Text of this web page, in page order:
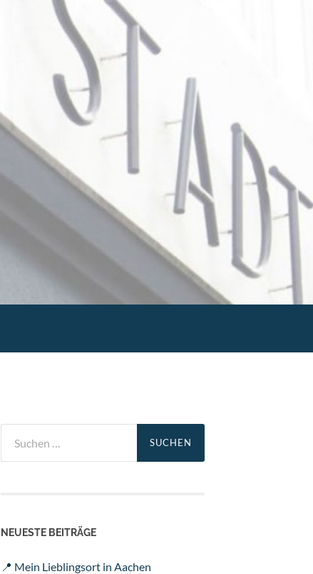
nach:
NEUESTE BEITRÄGE
📍 Mein Lieblingsort in Aachen